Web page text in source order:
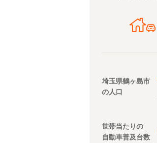
埼玉県鶴ヶ島市
の人口
世帯当たりの
自動車普及台数